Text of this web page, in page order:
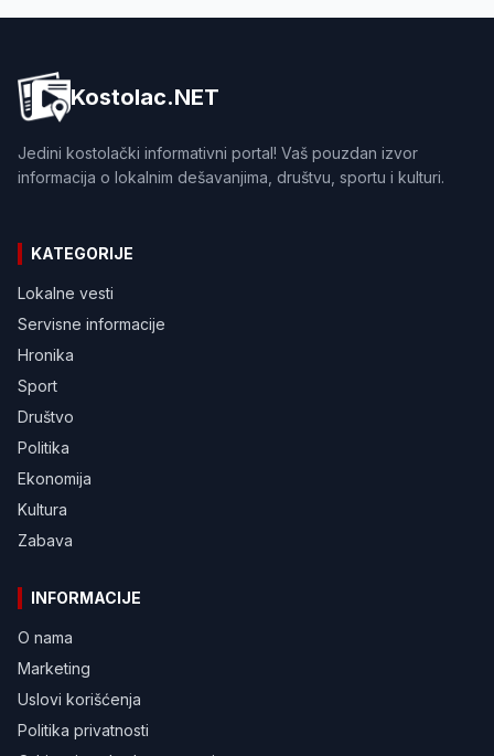
Kostolac.NET
Jedini kostolački informativni portal! Vaš pouzdan izvor
informacija o lokalnim dešavanjima, društvu, sportu i kulturi.
KATEGORIJE
Lokalne vesti
Servisne informacije
Hronika
Sport
Društvo
Politika
Ekonomija
Kultura
Zabava
INFORMACIJE
O nama
Marketing
Uslovi korišćenja
Politika privatnosti